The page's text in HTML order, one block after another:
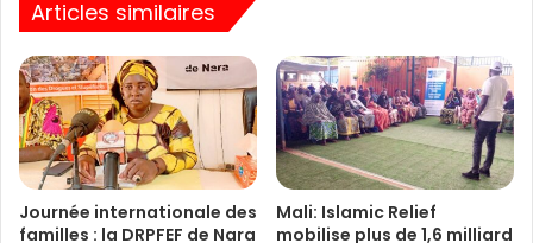
Articles similaires
Journée internationale des
familles : la DRPFEF de Nara
Mali: Islamic Relief
mobilise plus de 1,6 milliard